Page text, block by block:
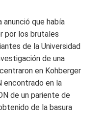
anunció que había
por los brutales
de la Universidad
de una
en Kohberger
encontrado en la
de un pariente de
de la basura